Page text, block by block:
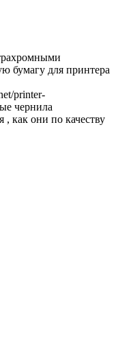
бумагу для принтера
printer-
чернила
как они по качеству